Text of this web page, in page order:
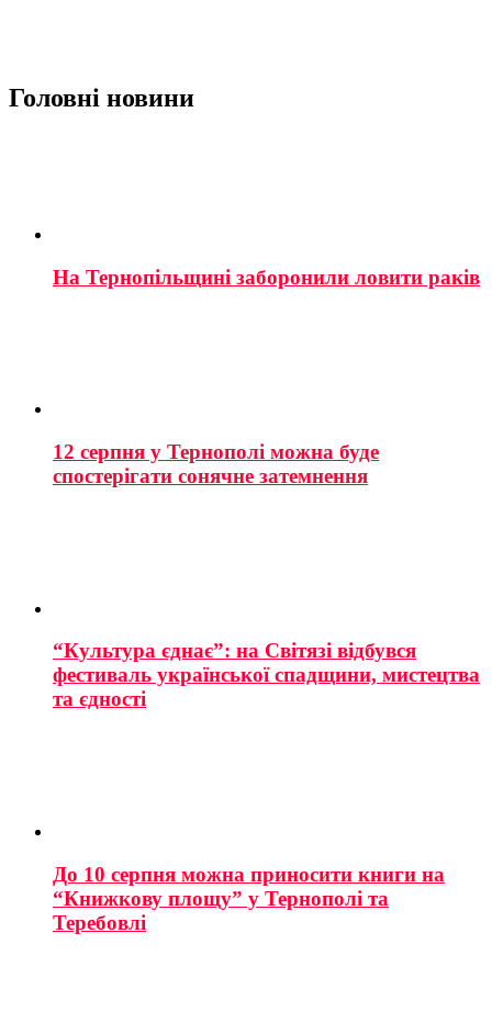
Головні новини
На Тернопільщині заборонили ловити раків
12 серпня у Тернополі можна буде
спостерігати сонячне затемнення
“Культура єднає”: на Світязі відбувся
фестиваль української спадщини, мистецтва
та єдності
До 10 серпня можна приносити книги на
“Книжкову площу” у Тернополі та
Теребовлі